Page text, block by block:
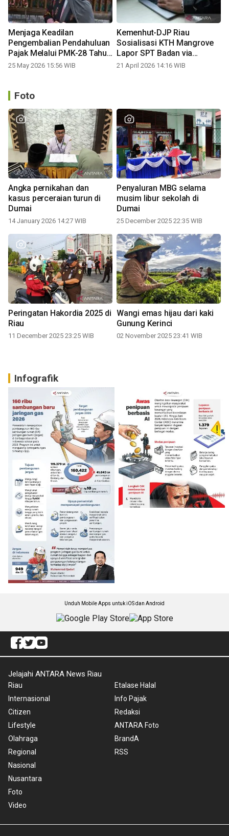
Menjaga Keadilan
Pengembalian Pendahuluan
Pajak Melalui PMK-28 Tahun
2026
25 May 2026 15:56 WIB
Kemenhut-DJP Riau
Sosialisasi KTH Mangrove
Lapor SPT Badan via
Coretax
21 April 2026 14:16 WIB
Foto
Angka pernikahan dan
kasus perceraian turun di
Dumai
14 January 2026 14:27 WIB
Penyaluran MBG selama
musim libur sekolah di
Dumai
25 December 2025 22:35 WIB
Peringatan Hakordia 2025 di
Riau
11 December 2025 23:25 WIB
Wangi emas hijau dari kaki
Gunung Kerinci
02 November 2025 23:41 WIB
Infografik
Unduh Mobile Apps untuk iOS dan Android
Jelajahi ANTARA News Riau
Riau
Internasional
Citizen
Lifestyle
Olahraga
Regional
Nasional
Nusantara
Foto
Video
Etalase Halal
Info Pajak
Redaksi
ANTARA Foto
BrandA
RSS